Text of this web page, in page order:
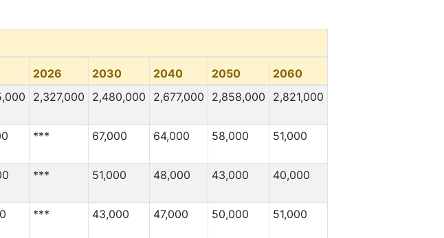
2026 2030 2040 2050
2060
2,327,000 2,480,000 2,677,000 2,858,000 2,821,000
*** 67,000 64,000 58,000 51,000
*** 51,000 48,000 43,000 40,000
*** 43,000 47,000 50,000 51,000